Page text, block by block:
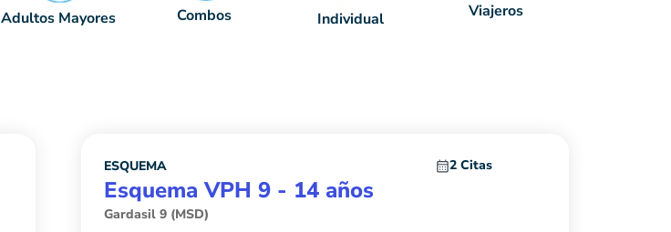
Adultos Mayores Combos Individual Viajeros
ESQUEMA
Esquema VPH 9 - 14 años
Gardasil 9 (MSD)
2 Citas